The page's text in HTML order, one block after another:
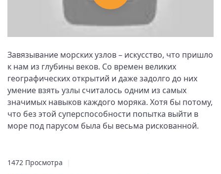
Завязывание морских узлов – искусство, что пришло
к нам из глубины веков. Со времен великих
географических открытий и даже задолго до них
умение взять узлы считалось одним из самых
значимых навыков каждого моряка. Хотя бы потому,
что без этой суперспособности попытка выйти в
море под парусом была бы весьма рискованной.
1472 Просмотра